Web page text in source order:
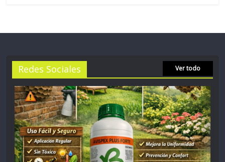
Redes Sociales Ver todo